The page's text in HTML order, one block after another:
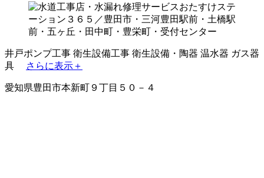
井戸ポンプ工事 衛生設備工事 衛生設備・陶器 温水器 ガス器
具
さらに表示＋
愛知県豊田市本新町９丁目５０－４